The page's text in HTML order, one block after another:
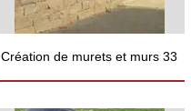
Création de murets et murs 33